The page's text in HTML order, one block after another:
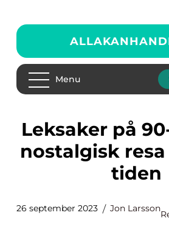
Menu
Leksaker på 90-talet: En
nostalgisk
tiden
26 september 2023 Jon Larsson